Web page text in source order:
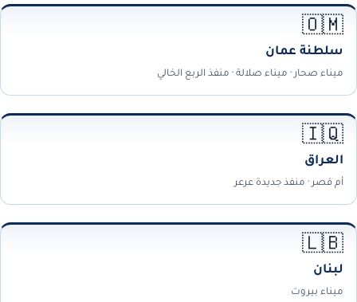
🇴🇲
سلطنة عمان
ميناء صحار · ميناء صلالة · منفذ الربع الخالي
🇮🇶
العراق
أم قصر · منفذ جديدة عرعر
🇱🇧
لبنان
ميناء بيروت